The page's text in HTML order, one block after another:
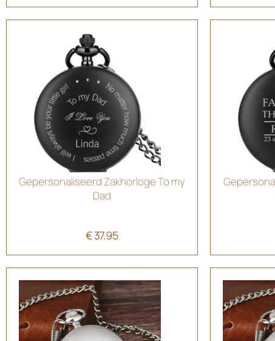
Gepersonaliseerd Zakhorloge To my
Dad
€37.95